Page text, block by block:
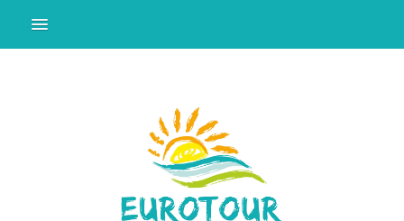
ТУРЫ ПО РОССИИ И СНГ
ЭКСКУРСИИ ПО НИЖНЕМУ НОВГОРОДУ И
КРУИЗЫ